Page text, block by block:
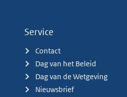
Service
Contact
Dag van het Beleid
Dag van de Wetgeving
Nieuwsbrief